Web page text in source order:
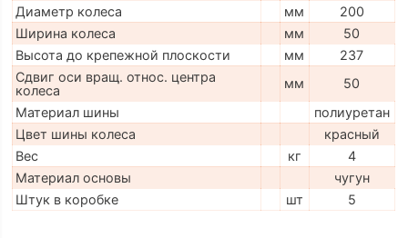
Диаметр колеса
мм
200
Ширина колеса
мм
50
Высота до крепежной плоскости
мм
237
Сдвиг оси вращ. относ. центра
колеса
мм
50
Материал шины
полиуретан
Цвет шины колеса
красный
Вес
кг
4
Материал основы
чугун
Штук в коробке
шт 5